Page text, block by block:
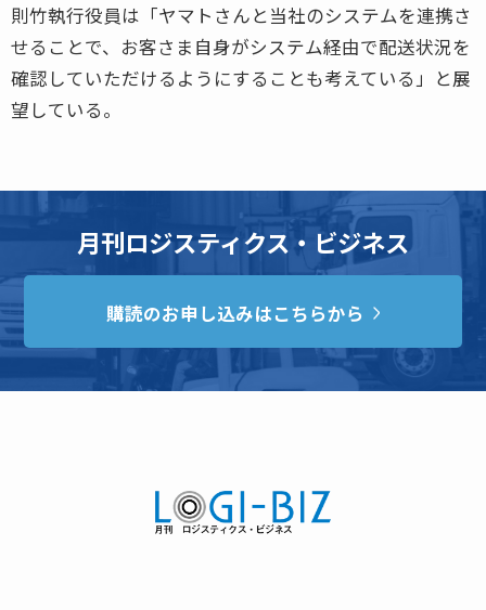
則竹執行役員は「ヤマトさんと当社のシステムを連携さ
せることで、お客さま自身がシステム経由で配送状況を
確認していただけるようにすることも考えている」と展
望している。
月刊ロジスティクス・ビジネス
購読のお申し込みはこちらから